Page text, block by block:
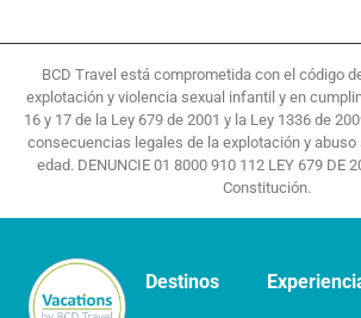
BCD Travel está comprometida con el código
explotación y violencia sexual infantil y en
16 y 17 de la Ley 679 de 2001 y la Ley 1336 de
consecuencias legales de la explotación y abuso
edad. DENUNCIE 01 8000 910 112 LEY 679 DE
Constitución.
Destinos